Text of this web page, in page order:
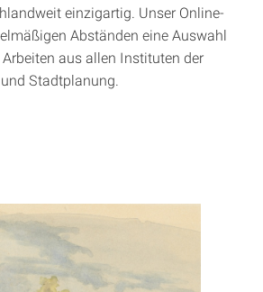
einzigartig. Unser Online-
Abständen eine Auswahl
aus allen Instituten der
Stadtplanung.